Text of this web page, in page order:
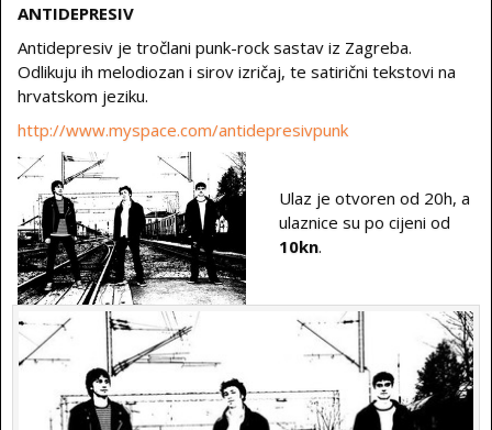
ANTIDEPRESIV
Antidepresiv je tročlani punk-rock sastav iz Zagreba.
Odlikuju ih melodiozan i sirov izričaj, te satirični tekstovi na
hrvatskom jeziku.
http://www.myspace.com/antidepresivpunk
Ulaz je otvoren od 20h, a
ulaznice su po cijeni od
10kn.